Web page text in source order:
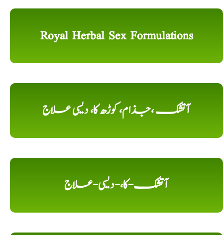
Royal Herbal Sex Formulations
آتشک ،جذام، کوڑھ کا، دیسی علاج
آتشک-کا،-دیسی-علاج